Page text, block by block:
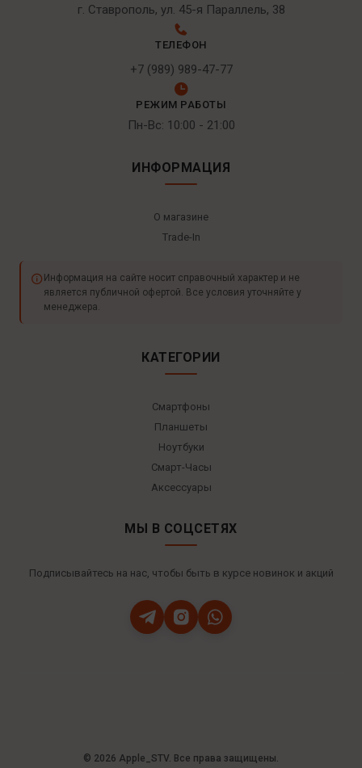
г. Ставрополь, ул. 45-я Параллель, 38
ТЕЛЕФОН
+7 (989) 989-47-77
РЕЖИМ РАБОТЫ
Пн-Вс: 10:00 - 21:00
ИНФОРМАЦИЯ
О магазине
Trade-In
Информация на сайте носит справочный характер и не
является публичной офертой. Все условия уточняйте у
менеджера.
КАТЕГОРИИ
Смартфоны
Планшеты
Ноутбуки
Смарт-Часы
Аксессуары
МЫ В СОЦСЕТЯХ
Подписывайтесь на нас, чтобы быть в курсе новинок и акций
© 2026 Apple_STV. Все права защищены.